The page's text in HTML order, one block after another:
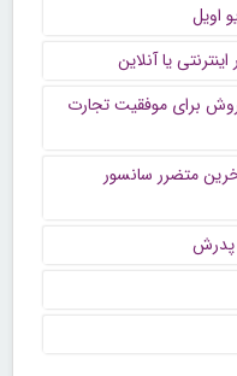
اویل
برای موفقیت تجارت
متضرر سانسور